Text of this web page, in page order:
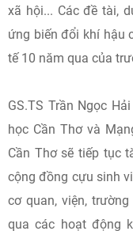
xã hội... Các đề tài,
ứng biến đổi khí hậu
tế 10 năm qua của
GS.TS Trần Ngọc
học Cần Thơ và
Cần Thơ sẽ tiếp tục
cộng đồng cựu sinh
cơ quan, viện,
qua các hoạt động